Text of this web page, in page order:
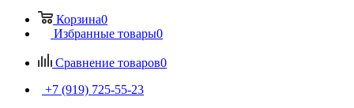
Корзина0
Избранные товары0
Сравнение товаров0
+7 (919) 725-55-23